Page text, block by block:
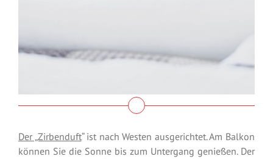
Der „Zirbenduft“ ist nach Westen ausgerichtet. Am Balkon
können Sie die Sonne bis zum Untergang genießen. Der